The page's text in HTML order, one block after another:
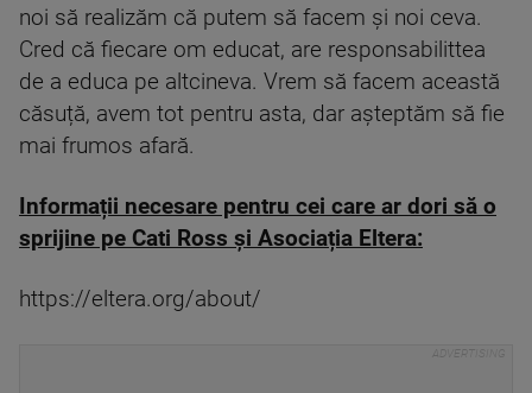
noi să realizăm că putem să facem și noi ceva.
Cred că fiecare om educat, are responsabilittea
de a educa pe altcineva. Vrem să facem această
căsuță, avem tot pentru asta, dar așteptăm să fie
mai frumos afară.
Informații necesare pentru cei care ar dori să o
sprijine pe Cati Ross și Asociația Eltera:
https://eltera.org/about/